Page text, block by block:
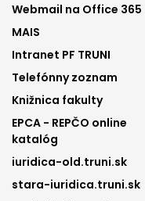
Footer
menu
1
Webmail na Office 365
MAIS
Intranet PF TRUNI
Telefónny zoznam
Knižnica fakulty
EPCA - REPČO online
katalóg
iuridica-old.truni.sk
stara-iuridica.truni.sk